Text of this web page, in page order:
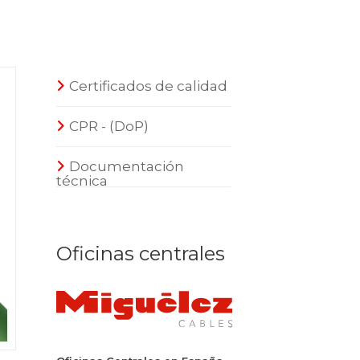
Certificados de calidad
CPR - (DoP)
Documentación
técnica
Oficinas centrales